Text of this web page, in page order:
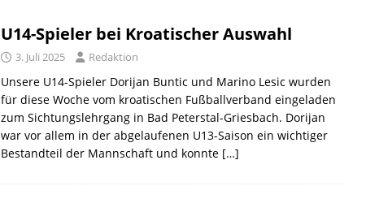
U14-Spieler bei Kroatischer Auswahl
3. Juli 2025 Redaktion
Unsere U14-Spieler Dorijan Buntic und Marino Lesic wurden
für diese Woche vom kroatischen Fußballverband eingeladen
zum Sichtungslehrgang in Bad Peterstal-Griesbach. Dorijan
war vor allem in der abgelaufenen U13-Saison ein wichtiger
Bestandteil der Mannschaft und konnte […]